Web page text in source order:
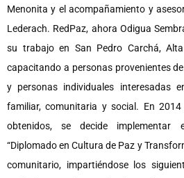
Menonita y el acompañamiento y
Lederach. RedPaz, ahora Odigua
su trabajo en San Pedro Carchá,
capacitando a personas provenientes
y personas individuales interesadas
familiar, comunitaria y social. En
obtenidos, se decide implementar
“Diplomado en Cultura de Paz y
comunitario, impartiéndose los